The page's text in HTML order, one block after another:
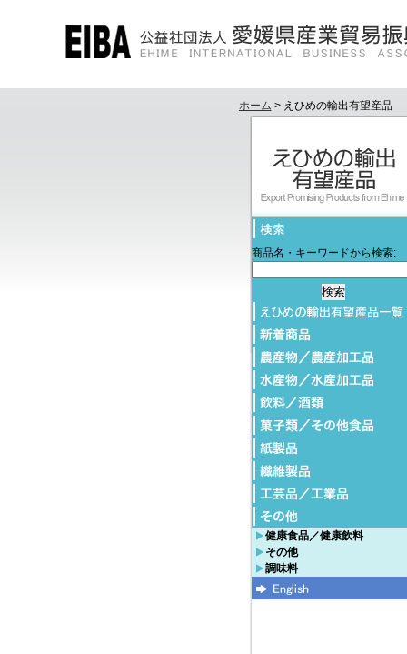
ホーム > えひめの輸出有望産品
商品名・キーワードから検索:
健康食品／健康飲料
その他
調味料